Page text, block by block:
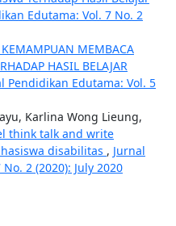
Edutama: Vol. 7 No. 2
KEMAMPUAN MEMBACA
HASIL BELAJAR
Pendidikan Edutama: Vol. 5
Karlina Wong Lieung,
think talk and write
disabilitas , Jurnal
2 (2020): July 2020